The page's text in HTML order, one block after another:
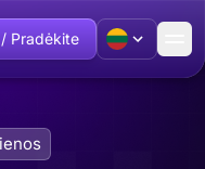
/ Pradėkite